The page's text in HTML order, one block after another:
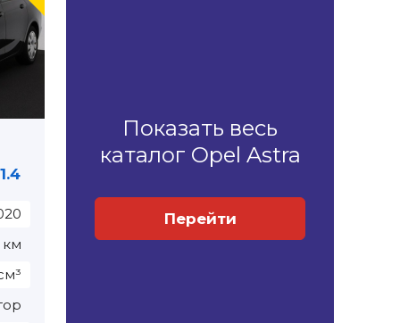
км
Показать весь
каталог Opel Astra
Перейти